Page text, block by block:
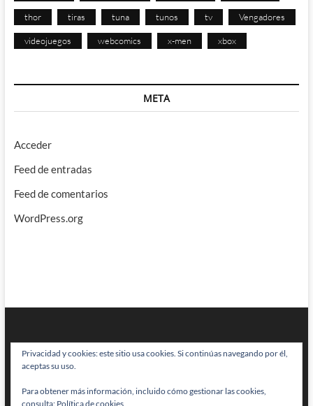
thor tiras tuna tunos tv Vengadores
videojuegos webcomics x-men xbox
META
Acceder
Feed de entradas
Feed de comentarios
WordPress.org
BRAINSTOMPING| Diseñado por:Theme Freesia|WordPress| © Todos
Privacidad y cookies: este sitio usa cookies. Si continúas navegando por él,
aceptas su uso.
Para obtener más información, incluido cómo gestionar las cookies,
consulta: Política de cookies